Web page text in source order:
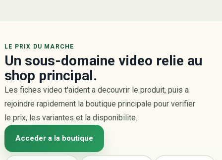
LE PRIX DU MARCHE
Un sous-domaine video relie au
shop principal.
Les fiches video t'aident a decouvrir le produit, puis a
rejoindre rapidement la boutique principale pour verifier
le prix, les variantes et la disponibilite.
Acceder a la boutique